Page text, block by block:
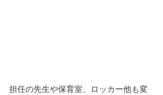
担任の先生や保育室、ロッカー他も変